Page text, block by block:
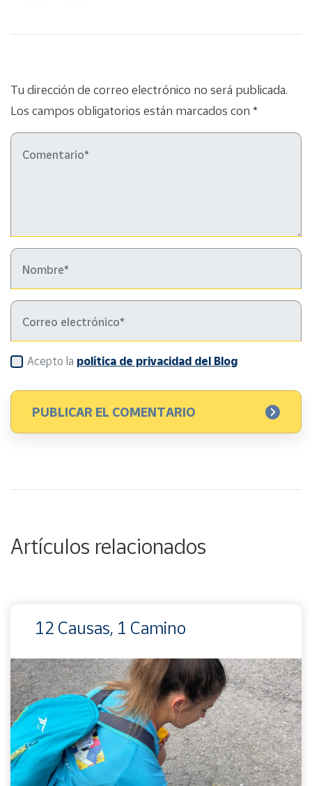
Tu dirección de correo electrónico no será publicada.
Los campos obligatorios están marcados con *
Acepto la política de privacidad del Blog
Artículos relacionados
12 Causas, 1 Camino